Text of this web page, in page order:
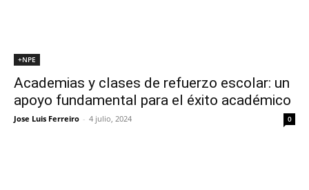
+NPE
Academias y clases de refuerzo escolar: un
apoyo fundamental para el éxito académico
Jose Luis Ferreiro - 4 julio, 2024 0